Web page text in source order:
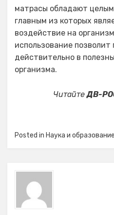
матрасы обладают
главным из которых
воздействие на
использование позволит
действительно в
организма.
ЧитайтеДВ-
Posted in Наука и образование